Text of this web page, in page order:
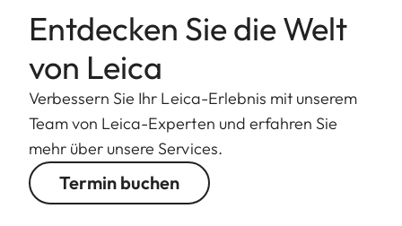
Entdecken Sie die Welt
von Leica
Verbessern Sie Ihr Leica-Erlebnis mit unserem
Team von Leica-Experten und erfahren Sie
mehr über unsere Services.
Termin buchen